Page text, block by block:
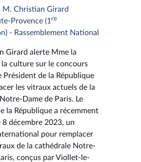
M. Christian Girard
Provence (1 re
- Rassemblement National
Girard alerte Mme la
culture sur le concours
Président de la République
les vitraux actuels de la
Dame de Paris. Le
la République a récemment
8 décembre 2023, un
pour remplacer
de la cathédrale Notre-
conçus par Viollet-le-